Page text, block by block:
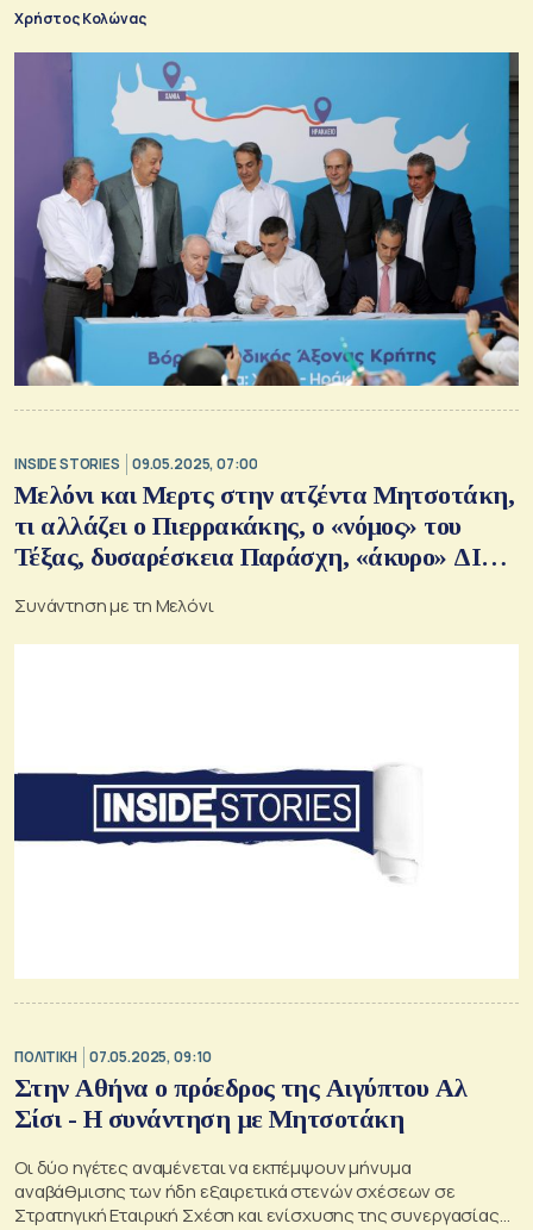
Χρήστος Κολώνας
INSIDE STORIES 09.05.2025, 07:00
Μελόνι και Μερτς στην ατζέντα Μητσοτάκη,
τι αλλάζει ο Πιερρακάκης, ο «νόμος» του
Τέξας, δυσαρέσκεια Παράσχη, «άκυρο» ΔΙΣ
στην ΕΤΕ
Συνάντηση με τη Μελόνι
ΠΟΛΙΤΙΚΗ 07.05.2025, 09:10
Στην Αθήνα ο πρόεδρος της Αιγύπτου Aλ
Σίσι - Η συνάντηση με Μητσοτάκη
Οι δύο ηγέτες αναμένεται να εκπέμψουν μήνυμα
αναβάθμισης των ήδη εξαιρετικά στενών σχέσεων σε
Στρατηγική Εταιρική Σχέση και ενίσχυσης της συνεργασίας